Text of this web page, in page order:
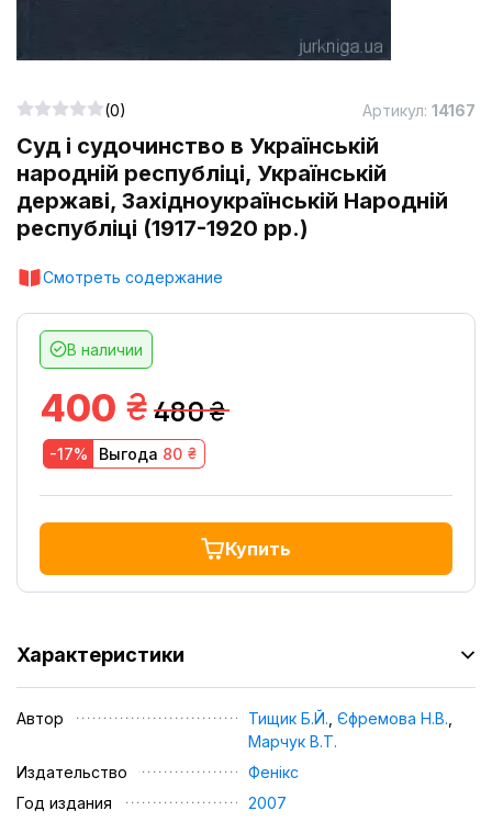
Суд і судочинство в Українській
народній республіці, Українській
державі, Західноукраїнській Народній
республіці (1917-1920 рр.)
Смотреть содержание
(0) Артикул: 14167
В наличии
480
грн.
400 грн.
-17% Выгода 80 грн.
Купить
Характеристики
Автор Тищик Б.Й. Єфремова Н.В.
Марчук В.Т.
Издательство
Фенікс
Год издания
2007